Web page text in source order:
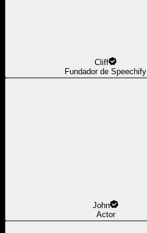
Cliff
Fundador de Speechify
John
Actor